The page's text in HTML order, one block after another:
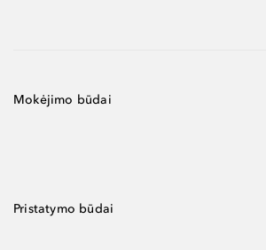
Mokėjimo būdai
Pristatymo būdai